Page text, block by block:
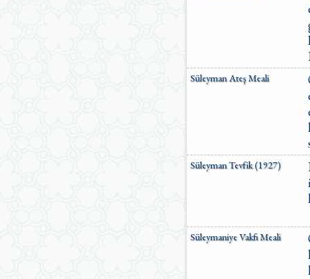
Süleyman Ateş Meali
Süleyman Tevfik (1927)
Süleymaniye Vakfı Meali